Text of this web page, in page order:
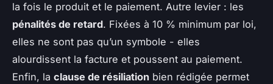
la fois le produit et le paiement. Autre levier : les
pénalités de retard. Fixées à 10 % minimum par loi,
elles ne sont pas qu’un symbole - elles
alourdissent la facture et poussent au paiement.
Enfin, la clause de résiliation bien rédigée permet